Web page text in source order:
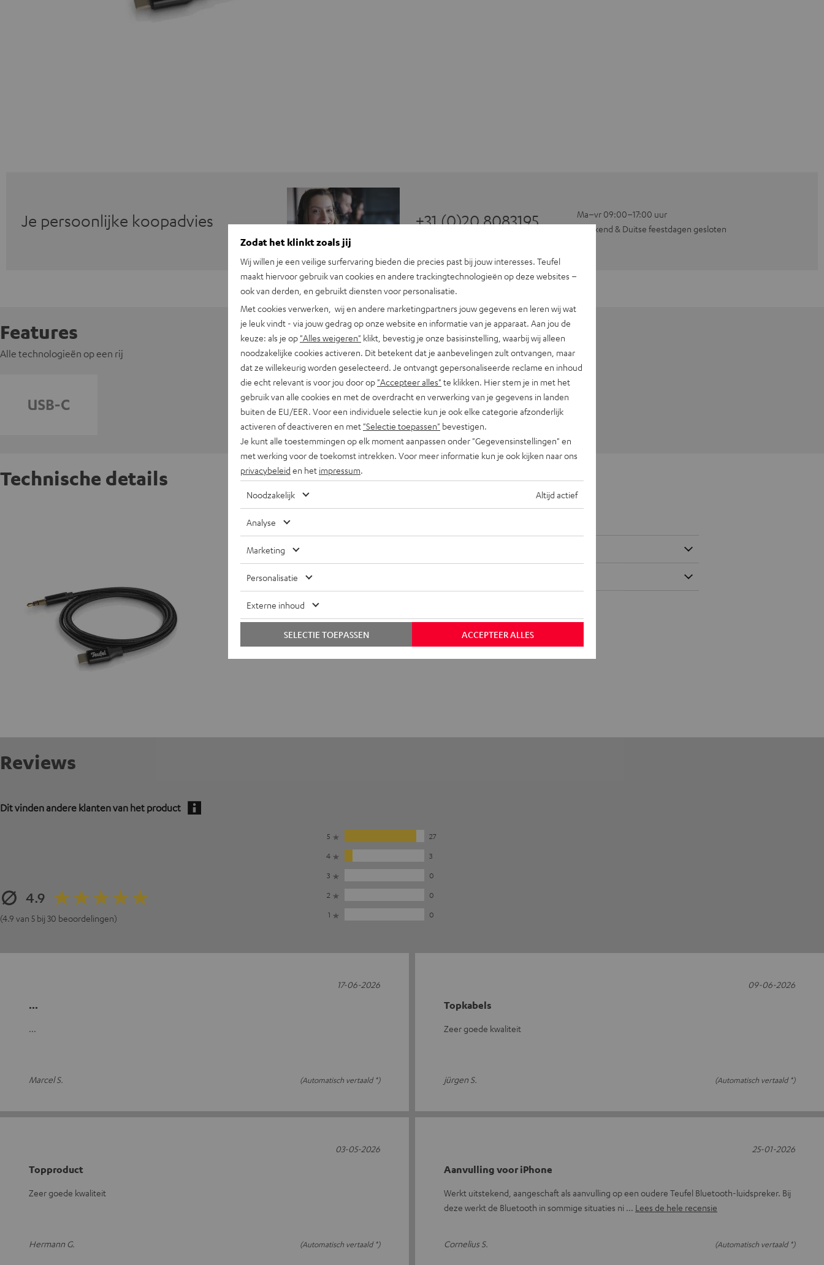
Je persoonlijke koopadvies +31 (0)20 8083195
Ma–vr 09:00–17:00 uur
Weekend & Duitse feestdagen gesloten
Features
Alle technologieën op een rij
Technische details
Kabel voor USB-C naar koptelefoonaansluiting
Kabel
Aansluitingen
Reviews
Dit vinden andere klanten van het product
4.9
(4.9 van 5 bij 30 beoordelingen)
5
27
4
3
3
0
2
0
1
0
...
...
Marcel S. (Automatisch vertaald *)
17-06-2026
Topkabels
Zeer goede kwaliteit
jürgen S. (Automatisch vertaald *)
09-06-2026
Topproduct
Zeer goede kwaliteit
Hermann G. (Automatisch vertaald *)
03-05-2026
Aanvulling voor iPhone
Werkt uitstekend, aangeschaft als aanvulling op een oudere Teufel Bluetooth-luidspreker. Bij
deze werkt de Bluetooth in sommige situaties ni
Lees de hele recensie
Cornelius S. (Automatisch vertaald *)
25-01-2026
Zodat het klinkt zoals jij
Wij willen je een veilige surfervaring bieden die precies past bij jouw interesses. Teufel
maakt hiervoor gebruik van cookies en andere trackingtechnologieën op deze websites –
ook van derden, en gebruikt diensten voor personalisatie.
Met cookies verwerken, wij en andere marketingpartners jouw gegevens en leren wij wat
je leuk vindt - via jouw gedrag op onze website en informatie van je apparaat. Aan jou de
keuze: als je op "Alles weigeren" klikt, bevestig je onze basisinstelling, waarbij wij alleen
noodzakelijke cookies activeren. Dit betekent dat je aanbevelingen zult ontvangen, maar
dat ze willekeurig worden geselecteerd. Je ontvangt gepersonaliseerde reclame en inhoud
die echt relevant is voor jou door op "Accepteer alles" te klikken. Hier stem je in met het
gebruik van alle cookies en met de overdracht en verwerking van je gegevens in landen
buiten de EU/EER. Voor een individuele selectie kun je ook elke categorie afzonderlijk
activeren of deactiveren en met "Selectie toepassen" bevestigen.
Je kunt alle toestemmingen op elk moment aanpassen onder "Gegevensinstellingen" en
met werking voor de toekomst intrekken. Voor meer informatie kun je ook kijken naar ons
privacybeleid en het impressum
Noodzakelijk Altijd actief
Analyse
Marketing
Personalisatie
Externe inhoud
ACCEPTEER ALLES
SELECTIE TOEPASSEN